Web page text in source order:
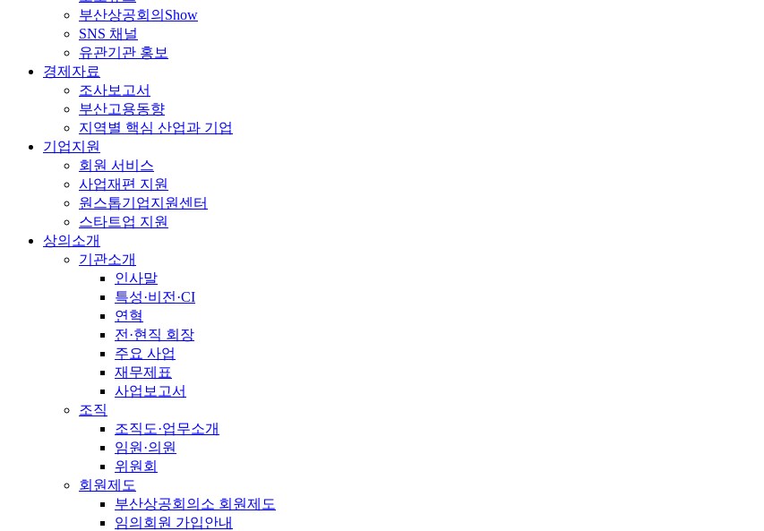
부산상공회의Show
SNS 채널
유관기관 홍보
경제자료
조사보고서
부산고용동향
지역별 핵심 산업과 기업
기업지원
회원 서비스
사업재편 지원
원스톱기업지원센터
스타트업 지원
상의소개
기관소개
인사말
특성·비전·CI
연혁
전·현직 회장
주요 사업
재무제표
사업보고서
조직
조직도·업무소개
임원·의원
위원회
회원제도
부산상공회의소 회원제도
임의회원 가입안내